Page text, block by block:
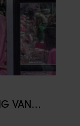
VAN…